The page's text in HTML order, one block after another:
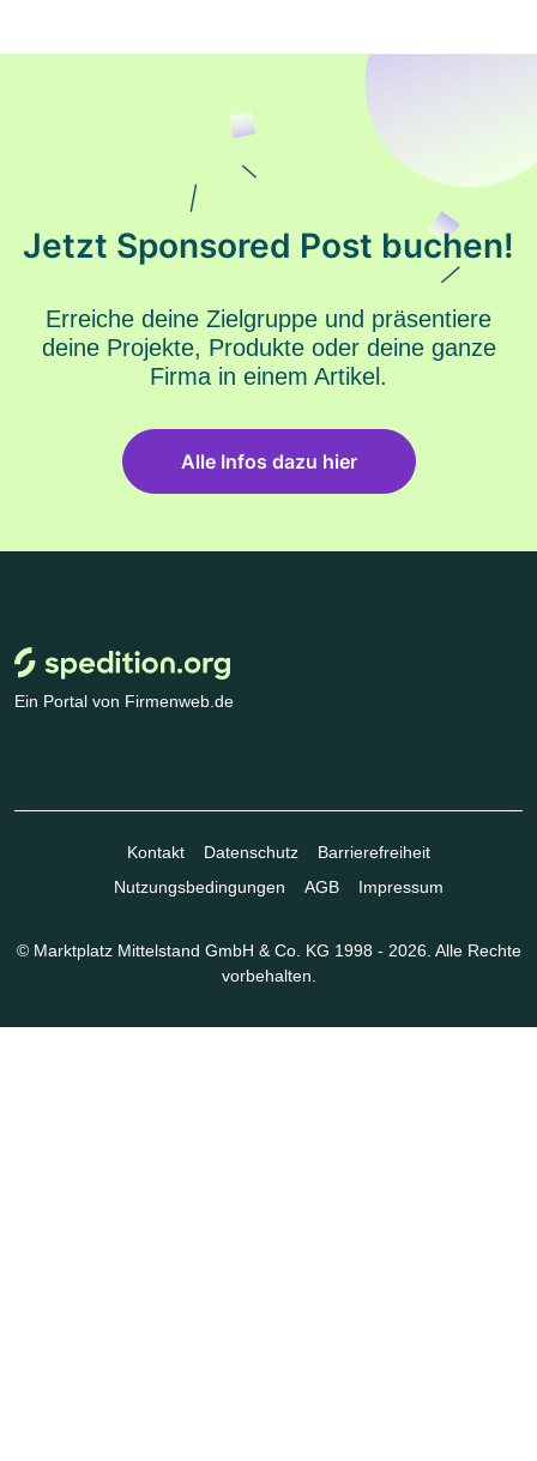
Jetzt Sponsored Post buchen!
Erreiche deine Zielgruppe und präsentiere
deine Projekte, Produkte oder deine ganze
Firma in einem Artikel.
Alle Infos dazu hier
Ein Portal von Firmenweb.de
Kontakt Datenschutz
Barrierefreiheit
Nutzungsbedingungen
AGB Impressum
© Marktplatz Mittelstand GmbH & Co. KG 1998 - 2026. Alle Rechte
vorbehalten.